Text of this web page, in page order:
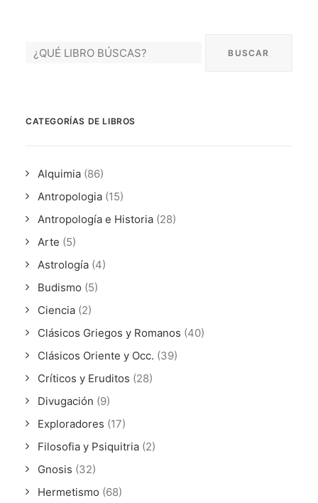
CATEGORÍAS DE LIBROS
Alquimia (86)
Antropologia (15)
Antropología e Historia (28)
Arte (5)
Astrología (4)
Budismo (5)
Ciencia (2)
Clásicos Griegos y Romanos (40)
Clásicos Oriente y Occ. (39)
Críticos y Eruditos (28)
Divugación (9)
Exploradores (17)
Filosofia y Psiquitria (2)
Gnosis (32)
Hermetismo (68)